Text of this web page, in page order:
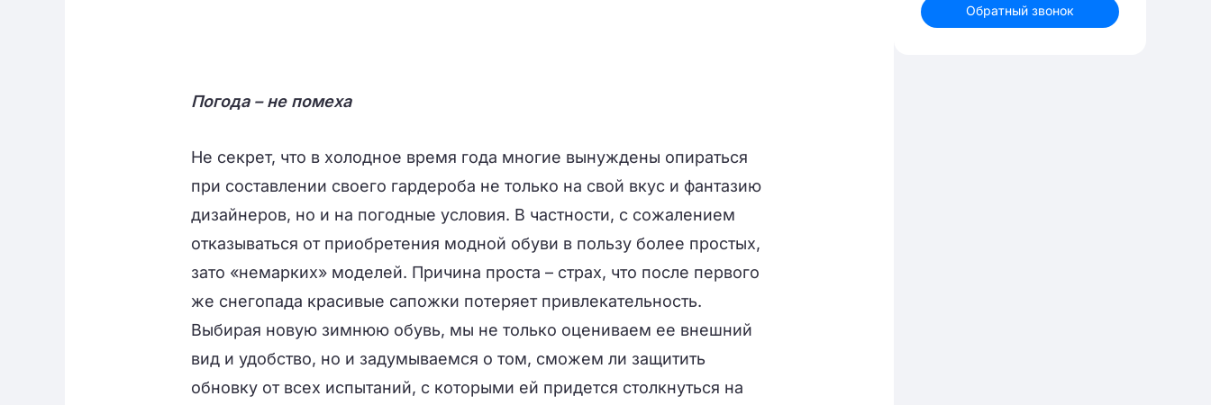
Погода – не помеха
Не секрет, что в холодное время года многие вынуждены опираться
при составлении своего гардероба не только на свой вкус и фантазию
дизайнеров, но и на погодные условия. В частности, с сожалением
отказываться от приобретения модной обуви в пользу более простых,
зато «немарких» моделей. Причина проста – страх, что после первого
же снегопада красивые сапожки потеряет привлекательность.
Выбирая новую зимнюю обувь, мы не только оцениваем ее внешний
вид и удобство, но и задумываемся о том, сможем ли защитить
обновку от всех испытаний, с которыми ей придется столкнуться на
Обратный звонок